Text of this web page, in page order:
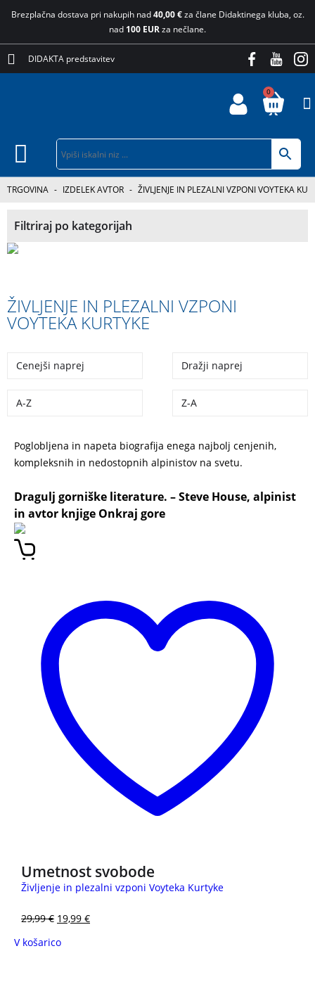
Brezplačna dostava pri nakupih nad40,00 €za člane Didaktinega kluba, oz.
nad 100 EURza nečlane.
DIDAKTA predstavitev
0
TRGOVINA - IZDELEK AVTOR - ŽIVLJENJE IN PLEZALNI VZPONI VOYTEKA
Filtriraj po kategorijah
ŽIVLJENJE IN PLEZALNI VZPONI
VOYTEKA KURTYKE
Cenejši naprej Dražji naprej
A-Z Z-A
Poglobljena in napeta biografija enega najbolj cenjenih,
kompleksnih in nedostopnih alpinistov na svetu.
Dragulj gorniške literature. –Steve House, alpinist
in avtor knjige Onkraj gore
Umetnost svobode
Življenje in plezalni vzponi Voyteka Kurtyke
29,99€ 19,99 €
V košarico